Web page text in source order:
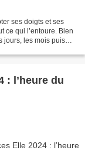
ses doigts et ses
ce qui l’entoure. Bien
jours, les mois puis
: l’heure du